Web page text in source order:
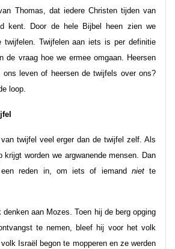
Thomas, dat iedere Christen tijden van
kent. Door de hele Bijbel heen zien we
twijfelen. Twijfelen aan iets is per definitie
de vraag hoe we ermee omgaan. Heersen
leven of heersen de twijfels over ons?
loop.
twijfel veel erger dan de twijfel zelf. Als
krijgt worden we argwanende mensen. Dan
reden in, om iets of iemand niette
denken aan Mozes. Toen hij de berg opging
te nemen, bleef hij voor het volk
Israël begon te mopperen en ze werden